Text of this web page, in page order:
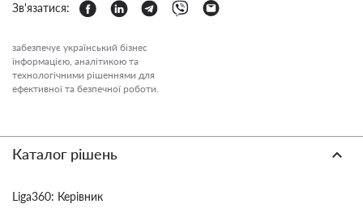
Зв'язатися:
забезпечує український бізнес
інформацією, аналітикою та
технологічними рішеннями для
ефективної та безпечної роботи.
Каталог рішень
Liga360: Керівник